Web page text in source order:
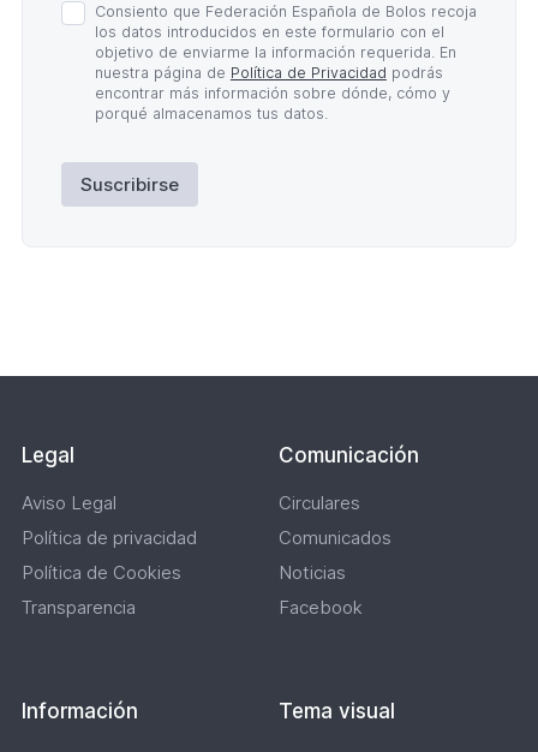
Política
de
Privacidad
Consiento que Federación Española de Bolos recoja
los datos introducidos en este formulario con el
objetivo de enviarme la información requerida. En
nuestra página de Política de Privacidad podrás
encontrar más información sobre dónde, cómo y
porqué almacenamos tus datos.
Suscribirse
Legal
Aviso Legal
Política de privacidad
Política de Cookies
Transparencia
Comunicación
Circulares
Comunicados
Noticias
Facebook
Información Tema visual